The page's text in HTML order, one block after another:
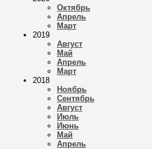
Октябрь
Апрель
Март
2019
Август
Май
Апрель
Март
2018
Ноябрь
Сентябрь
Август
Июль
Июнь
Май
Апрель